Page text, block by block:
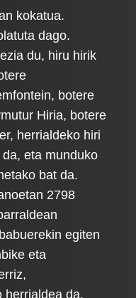
kokatua.
dago.
du, hiru hirik
botere
Hiria, botere
herrialdeko hiri
eta munduko
bat da.
2798
egiten
eta
herrialdea da.